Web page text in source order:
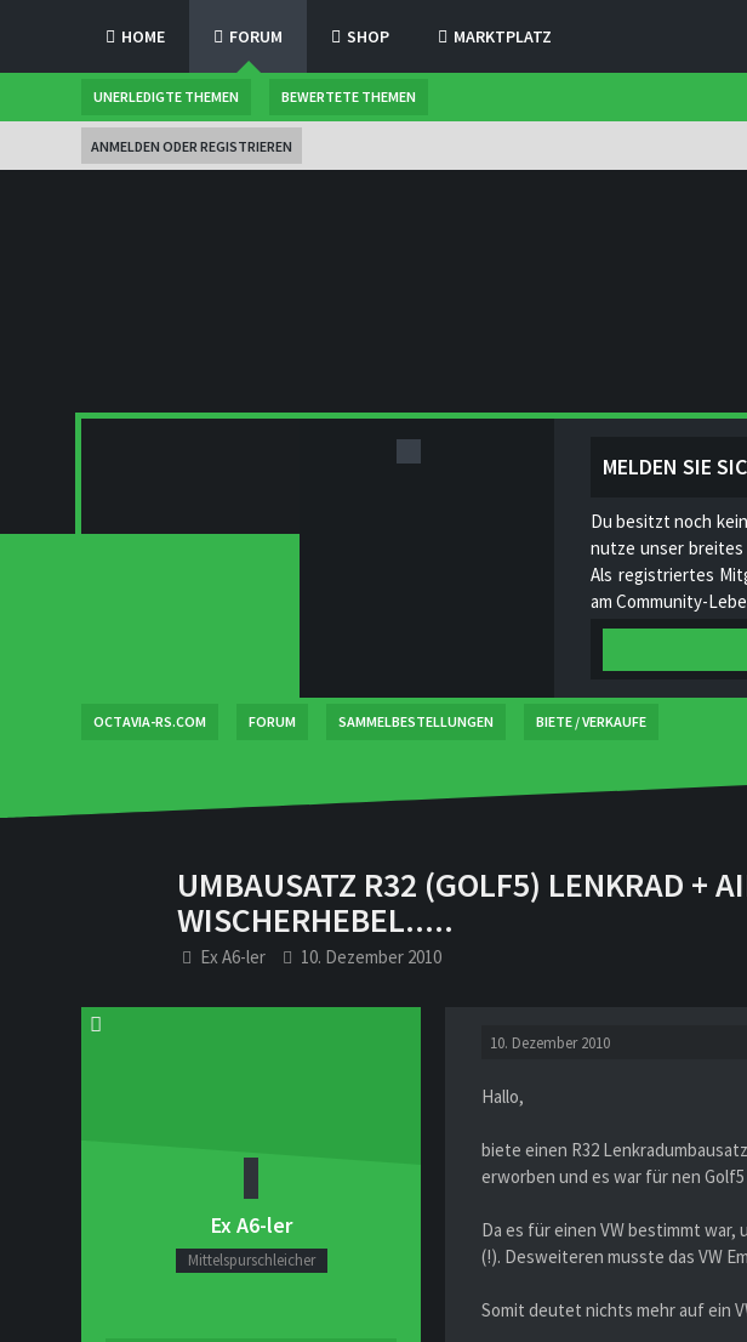
HOME FORUM
UNERLEDIGTE THEMEN BEWERTETE THEMEN
SHOP MARKTPLATZ
ANMELDEN ODER REGISTRIEREN
MELDEN SIE
Du besitzt noch
nutze unser breites
Als registriertes
am Community-
hoch, stelle deine
unser Projekt
OCTAVIA-RS.COM FORUM SAMMELBESTELLUNGEN BIETE / VERKAUFE
UMBAUSATZ R32 (GOLF5) LENKRAD +
WISCHERHEBEL.....
Ex A6-ler 10. Dezember 2010
Ex A6-ler
Mittelspurschleicher
10. Dezember 2010
Hallo,
biete einen R32
erworben und es war für nen
Da es für einen VW bestimmt
(!). Desweiteren musste das VW
Somit deutet nichts mehr auf ein